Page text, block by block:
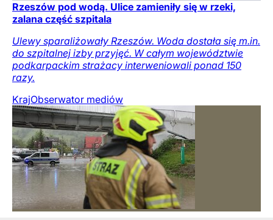
Rzeszów pod wodą. Ulice zamieniły się w rzeki,
zalana część szpitala
Ulewy sparaliżowały Rzeszów. Woda dostała się m.in.
do szpitalnej izby przyjęć. W całym województwie
podkarpackim strażacy interweniowali ponad 150
razy.
KrajObserwator mediów